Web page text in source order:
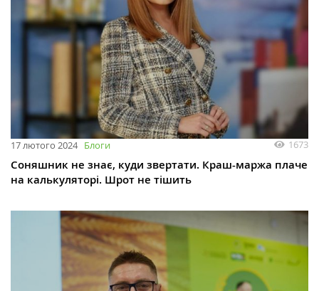
17 лютого 2024 Блоги 1673
Соняшник не знає, куди звертати. Краш-маржа плаче
на калькуляторі. Шрот не тішить